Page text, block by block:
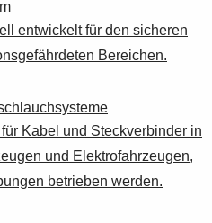
entwickelt für den sicheren
Bereichen.
Kabel und Steckverbinder in
und Elektrofahrzeugen,
betrieben werden.